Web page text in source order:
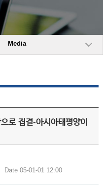
Media
로 집결-­아시아태평양이
Date 05-01-01 12:00